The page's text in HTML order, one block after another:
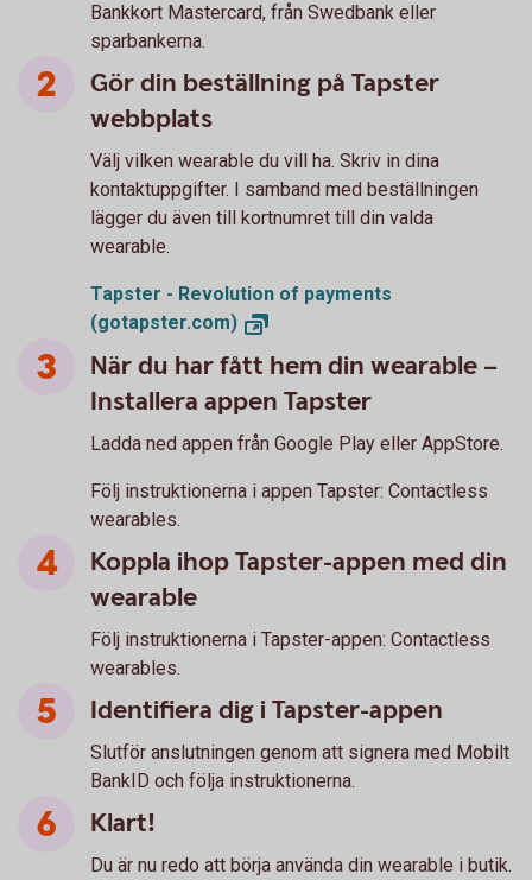
Bankkort Mastercard, från Swedbank eller
sparbankerna.
Gör din beställning på Tapster
webbplats
Välj vilken wearable du vill ha. Skriv in dina
kontaktuppgifter. I samband med beställningen
lägger du även till kortnumret till din valda
wearable.
Tapster - Revolution of payments
(gotapster.com)
När du har fått hem din wearable –
Installera appen Tapster
Ladda ned appen från Google Play eller AppStore.
Följ instruktionerna i appen Tapster: Contactless
wearables.
Koppla ihop Tapster-appen med din
wearable
Följ instruktionerna i Tapster-appen: Contactless
wearables.
Identifiera dig i Tapster-appen
Slutför anslutningen genom att signera med Mobilt
BankID och följa instruktionerna.
Klart!
Du är nu redo att börja använda din wearable i butik.